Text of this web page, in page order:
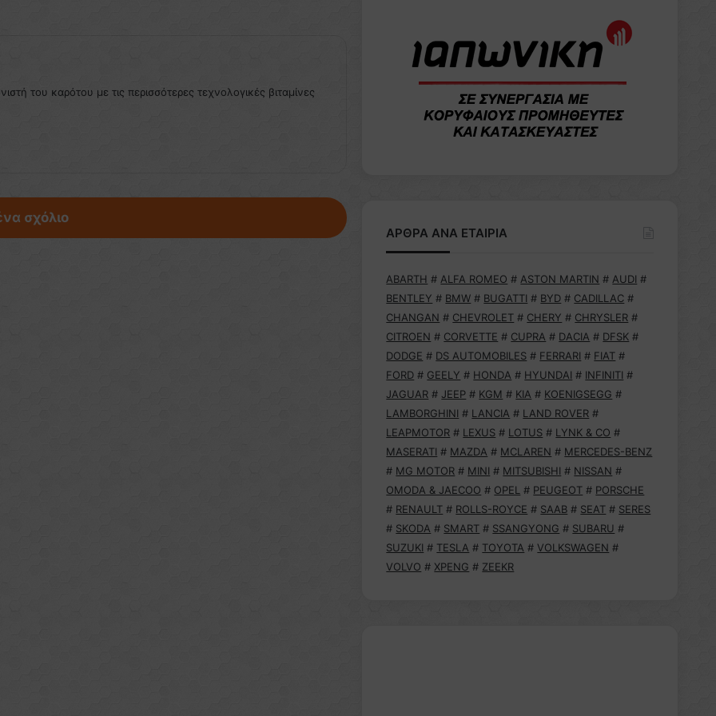
του καρότου με τις περισσότερες τεχνολογικές βιταμίνες
σχόλιο
ΑΡΘΡΑ ΑΝΑ ΕΤΑΙΡΙΑ
ABARTH # ALFA ROMEO # ASTON MARTIN # AUDI #
BENTLEY # BMW # BUGATTI # BYD # CADILLAC #
CHANGAN # CHEVROLET # CHERY # CHRYSLER #
CITROEN # CORVETTE # CUPRA # DACIA # DFSK #
DODGE # DS AUTOMOBILES # FERRARI # FIAT #
FORD # GEELY # HONDA # HYUNDAI # INFINITI #
JAGUAR # JEEP # KGM # KIA # KOENIGSEGG #
LAMBORGHINI # LANCIA # LAND ROVER #
LEAPMOTOR # LEXUS # LOTUS # LYNK & CO #
MASERATI # MAZDA # MCLAREN # MERCEDES-BENZ
# MG MOTOR # MINI # MITSUBISHI # NISSAN #
OMODA & JAECOO # OPEL # PEUGEOT # PORSCHE
# RENAULT # ROLLS-ROYCE # SAAB # SEAT # SERES
# SKODA # SMART # SSANGYONG # SUBARU #
SUZUKI # TESLA # TOYOTA # VOLKSWAGEN #
VOLVO # XPENG # ZEEKR